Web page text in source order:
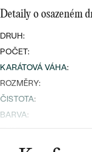
Detaily o osazeném
DRUH:
POČET:
KARÁTOVÁ VÁHA:
ROZMĚRY:
ČISTOTA:
BARVA:
TVAR:
PŮVOD: